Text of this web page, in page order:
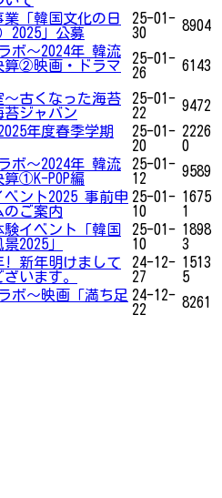
業「韓国文化の日
）2025」公募
25-01-
30
8904
ボ～2024年 韓流
算②映画・ドラマ
25-01-
26
6143
～古くなった海苔
苔ジャバン
25-01-
22
9472
年度春季学期
25-01-
20
2226
0
ボ～2024年 韓流
①K-POP編
25-01-
12
9589
ベント2025 事前申
のご案内
25-01-
10
1675
1
イベント「韓国
2025」
25-01-
10
1898
3
! 新年明けまして
います。
24-12-
27
1513
5
ボ～映画「満ち足 24-12-
22
8261